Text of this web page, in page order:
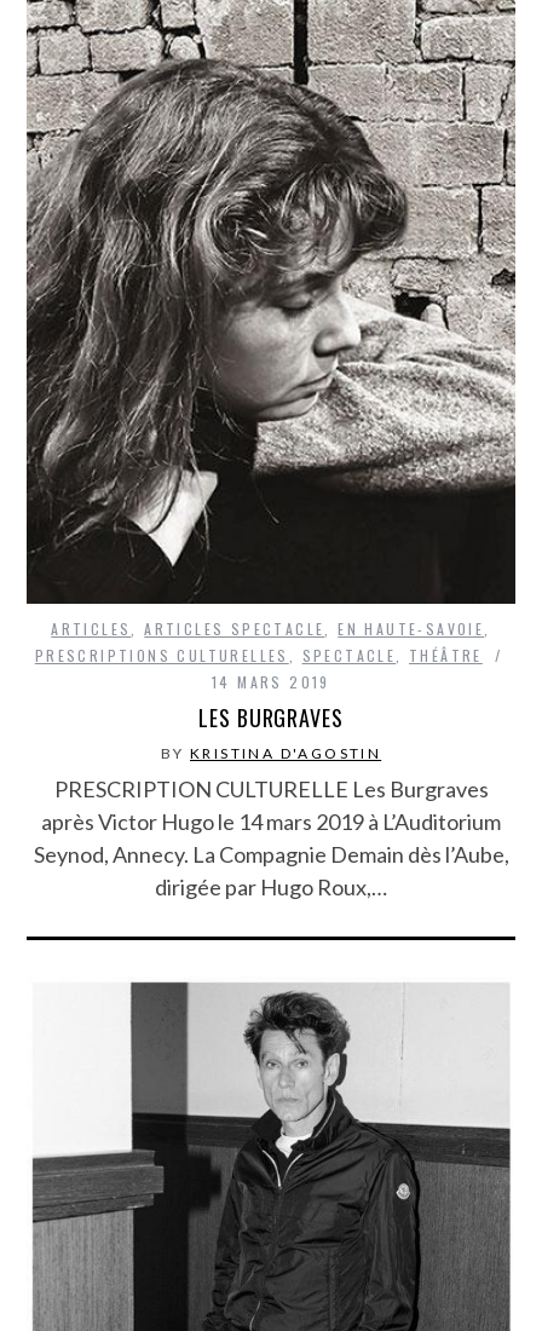
ARTICLES ,ARTICLES SPECTACLE ,EN HAUTE-SAVOIE
PRESCRIPTIONS CULTURELLES
SPECTACLE
THÉÂTRE
14 MARS 2019
LES BURGRAVES
BY KRISTINA D'AGOSTIN
PRESCRIPTION CULTURELLE Les Burgraves
après Victor Hugo le 14 mars 2019 à L’Auditorium
Seynod, Annecy. La Compagnie Demain dès l’Aube,
dirigée par Hugo Roux,…